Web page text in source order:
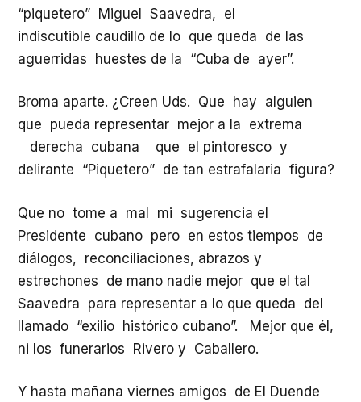
“piquetero” Miguel Saavedra, el
indiscutible caudillo de lo que queda de las
aguerridas huestes de la “Cuba de ayer”.
Broma aparte. ¿Creen Uds. Que hay alguien
que pueda representar mejor a la extrema
derecha cubana que el pintoresco y
delirante “Piquetero” de tan estrafalaria figura?
Que no tome a mal mi sugerencia el
Presidente cubano pero en estos tiempos de
diálogos, reconciliaciones, abrazos y
estrechones de mano nadie mejor que el tal
Saavedra para representar a lo que queda del
llamado “exilio histórico cubano”. Mejor que él,
ni los funerarios Rivero y Caballero.
Y hasta mañana viernes amigos de El Duende